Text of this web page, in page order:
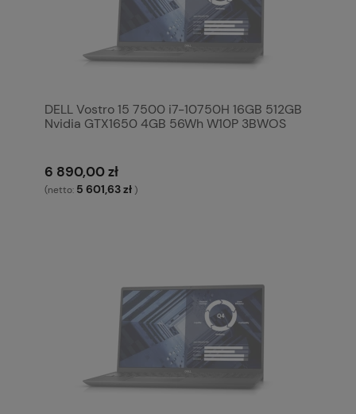
DELL Vostro 15 7500 i7-10750H 16GB 512GB
Nvidia GTX1650 4GB 56Wh W10P 3BWOS
6 890,00 zł
(netto: 5 601,63 zł )